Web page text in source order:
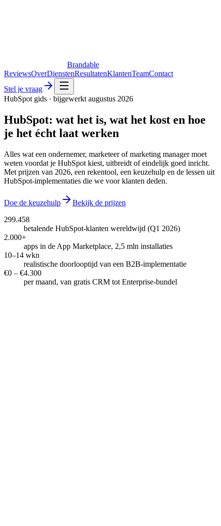
Brandable
ReviewsOverDienstenResultatenKlantenTeamContact
Stel je vraag
HubSpot gids · bijgewerkt augustus 2026
HubSpot: wat het is, wat het kost en hoe
je het écht laat werken
Alles wat een ondernemer, marketeer of marketing manager moet
weten voordat je HubSpot kiest, uitbreidt of eindelijk goed inricht.
Met prijzen van 2026, een rekentool, een keuzehulp en de lessen uit
HubSpot-implementaties die we voor klanten deden.
Doe de keuzehulp
Bekijk de prijzen
299.458
betalende HubSpot-klanten wereldwijd (Q1 2026)
2.000+
apps in de App Marketplace, 2,5 mln installaties
10–14 wkn
realistische doorlooptijd van een B2B-implementatie
€0 – €4.300
per maand, van gratis CRM tot Enterprise-bundel